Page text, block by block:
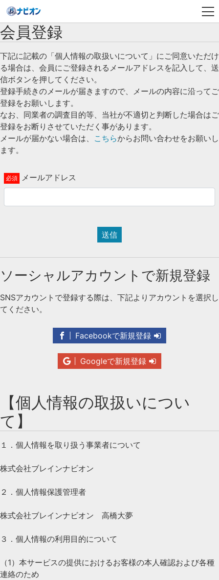
会員登録
下記に記載の「個人情報の取扱いについて」にご同意いただけ
る場合は、会員にご登録されるメールアドレスを記入して、送
信ボタンを押してください。
登録手続きのメールが届きますので、メールの内容に沿ってご
登録をお願いします。
なお、同業者の調査目的等、当社が不適切と判断した場合はご
登録をお断りさせていただく事があります。
メールが届かない場合は、 こちらからお問い合わせをお願いし
ます。
メールアドレス
送信
ソーシャルアカウントで新規登録
SNSアカウントで登録する際は、下記よりアカウントを選択し
てください。
Facebookで新規登録
Googleで新規登録
【個人情報の取扱いについ
て】
１．個人情報を取り扱う事業者について
株式会社ブレインナビオン
２．個人情報保護管理者
株式会社ブレインナビオン 高橋大夢
３．個人情報の利用目的について
（1）本サービスの提供におけるお客様の本人確認および各種
連絡のため